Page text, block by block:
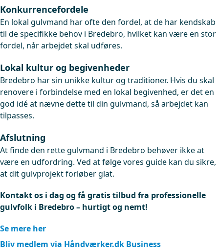
Konkurrencefordele
En lokal gulvmand har ofte den fordel, at de har kendskab
til de specifikke behov i Bredebro, hvilket kan være en stor
fordel, når arbejdet skal udføres.
Lokal kultur og begivenheder
Bredebro har sin unikke kultur og traditioner. Hvis du skal
renovere i forbindelse med en lokal begivenhed, er det en
god idé at nævne dette til din gulvmand, så arbejdet kan
tilpasses.
Afslutning
At finde den rette gulvmand i Bredebro behøver ikke at
være en udfordring. Ved at følge vores guide kan du sikre,
at dit gulvprojekt forløber glat.
Kontakt os i dag og få gratis tilbud fra professionelle
gulvfolk i Bredebro – hurtigt og nemt!
Se mere her
Bliv medlem via Håndværker.dk Business